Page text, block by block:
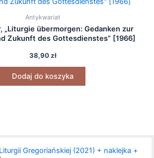
Antykwariat
„Liturgie übermorgen: Gedanken zur
Zukunft des Gottesdienstes” [1966]
38,90zł
Dodaj do koszyka